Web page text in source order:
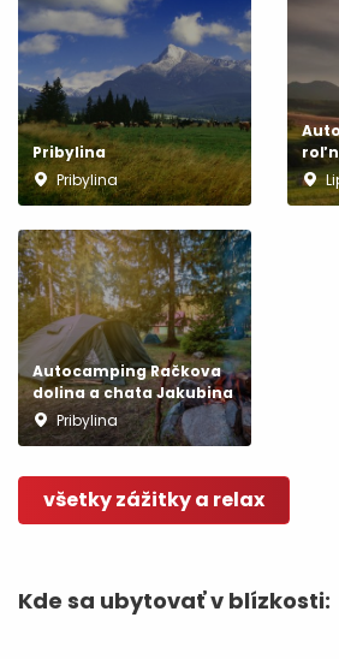
Pribylina
Pribylina
Autocamping Račkova
dolina a chata Jakubina
Pribylina
všetky zážitky a relax
Kde sa ubytovať v blízkosti: